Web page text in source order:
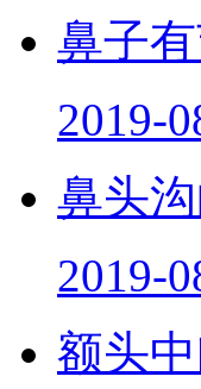
鼻子
2019-
鼻头
2019-
额头